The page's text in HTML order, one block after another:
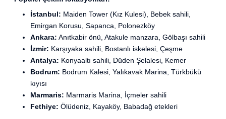
İstanbul: Maiden Tower (Kız Kulesi), Bebek sahili,
Emirgan Korusu, Sapanca, Polonezköy
Ankara: Anıtkabir önü, Atakule manzara, Gölbaşı sahili
İzmir: Karşıyaka sahili, Bostanlı iskelesi, Çeşme
Antalya: Konyaaltı sahili, Düden Şelalesi, Kemer
Bodrum: Bodrum Kalesi, Yalıkavak Marina, Türkbükü
kıyısı
Marmaris: Marmaris Marina, İçmeler sahili
Fethiye: Ölüdeniz, Kayaköy, Babadağ etekleri